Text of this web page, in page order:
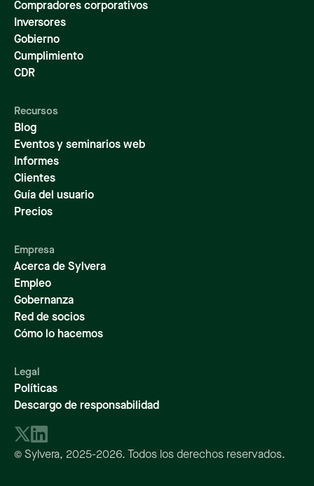
Compradores corporativos
Inversores
Gobierno
Cumplimiento
CDR
Recursos
Blog
Eventos y seminarios web
Informes
Clientes
Guía del usuario
Precios
Empresa
Acerca de Sylvera
Empleo
Gobernanza
Red de socios
Cómo lo hacemos
Legal
Políticas
Descargo de responsabilidad
© Sylvera, 2025-2026. Todos los derechos reservados.